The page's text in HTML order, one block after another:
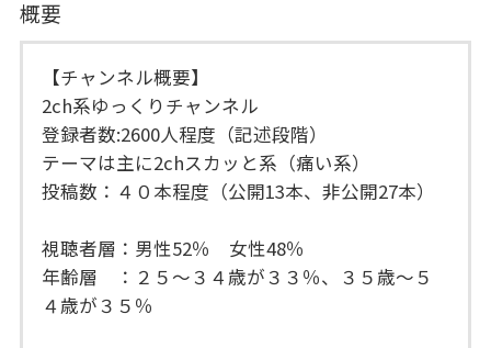
概要
【チャンネル概要】
2ch系ゆっくりチャンネル
登録者数:2600人程度（記述段階）
テーマは主に2chスカッと系（痛い系）
投稿数：４０本程度（公開13本、非公開27本）
視聴者層：男性52％ 女性48％
年齢層 ：２５〜３４歳が３３％、３５歳〜５
４歳が３５％